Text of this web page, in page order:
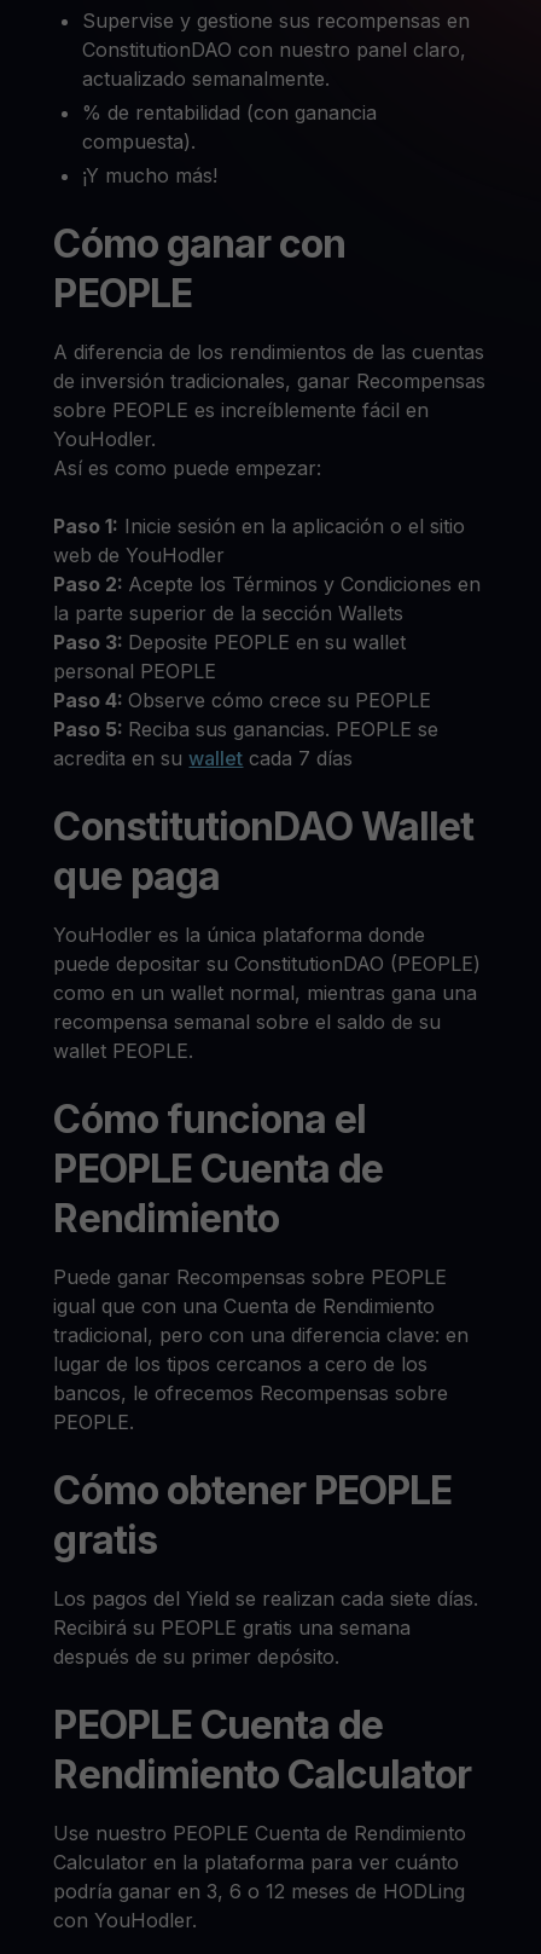
Supervise y gestione sus recompensas en
ConstitutionDAO con nuestro panel claro,
actualizado semanalmente.
% de rentabilidad (con ganancia
compuesta).
¡Y mucho más!
Cómo ganar con
PEOPLE
A diferencia de los rendimientos de las cuentas
de inversión tradicionales, ganar Recompensas
sobre PEOPLE es increíblemente fácil en
YouHodler.
Así es como puede empezar:
Paso 1: Inicie sesión en la aplicación o el sitio
web de YouHodler
Paso 2: Acepte los Términos y Condiciones en
la parte superior de la sección Wallets
Paso 3: Deposite PEOPLE en su wallet
personal PEOPLE
Paso 4:Observe cómo crece su PEOPLE
Paso 5: Reciba sus ganancias. PEOPLE se
acredita en suwallet cada 7 días
ConstitutionDAO Wallet
que paga
YouHodler es la única plataforma donde
puede depositar su ConstitutionDAO (PEOPLE)
como en un wallet normal, mientras gana una
recompensa semanal sobre el saldo de su
wallet PEOPLE.
Cómo funciona el
PEOPLE Cuenta de
Rendimiento
Puede ganar Recompensas sobre PEOPLE
igual que con una Cuenta de Rendimiento
tradicional, pero con una diferencia clave: en
lugar de los tipos cercanos a cero de los
bancos, le ofrecemos Recompensas sobre
PEOPLE.
Cómo obtener PEOPLE
gratis
Los pagos del Yield se realizan cada siete días.
Recibirá su PEOPLE gratis una semana
después de su primer depósito.
PEOPLE Cuenta de
Rendimiento Calculator
Use nuestro PEOPLE Cuenta de Rendimiento
Calculator en la plataforma para ver cuánto
podría ganar en 3, 6 o 12 meses de HODLing
con YouHodler.